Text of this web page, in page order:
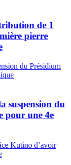
de 1
pierre
suspension du
pour une 4e